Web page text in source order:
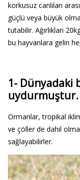
korkusuz canlıları
güçlü veya büyük
tutabilir. Ağırlıkları
bu hayvanlara gelin
1- Dünyadaki
uydurmuştur.
Ormanlar, tropikal
ve çöller de dahil
sağlayabilirler.